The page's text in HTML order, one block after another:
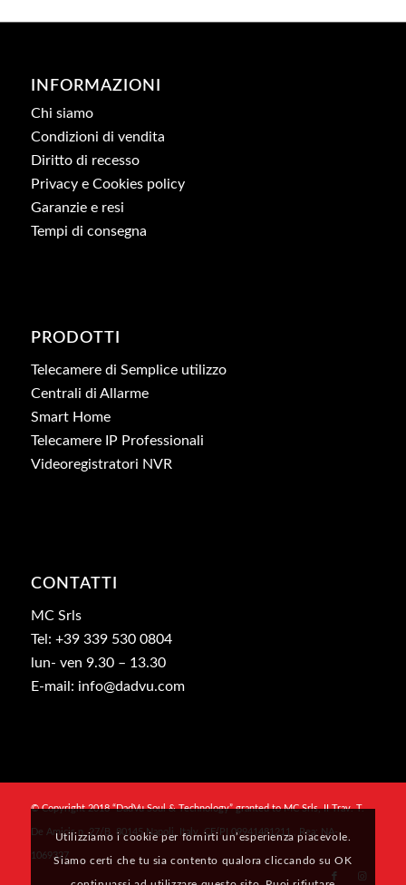
INFORMAZIONI
Chi siamo
Condizioni di vendita
Diritto di recesso
Privacy e Cookies policy
Garanzie e resi
Tempi di consegna
PRODOTTI
Telecamere di Semplice utilizzo
Centrali di Allarme
Smart Home
Telecamere IP Professionali
Videoregistratori NVR
CONTATTI
MC Srls
Tel: +39 339 530 0804
lun- ven 9.30 – 13.30
E-mail: info@dadvu.com
© Copyright 2018 “DadVu Soul & Technology” granted to MC Srls, II Trav. T.
De Amicis n. 27/B, 80145 Napoli, Italy, CF/PI 09941481211 , Rea: NA-
1069327
Utilizziamo i cookie per fornirti un’esperienza piacevole.
Siamo certi che tu sia contento qualora cliccando su OK